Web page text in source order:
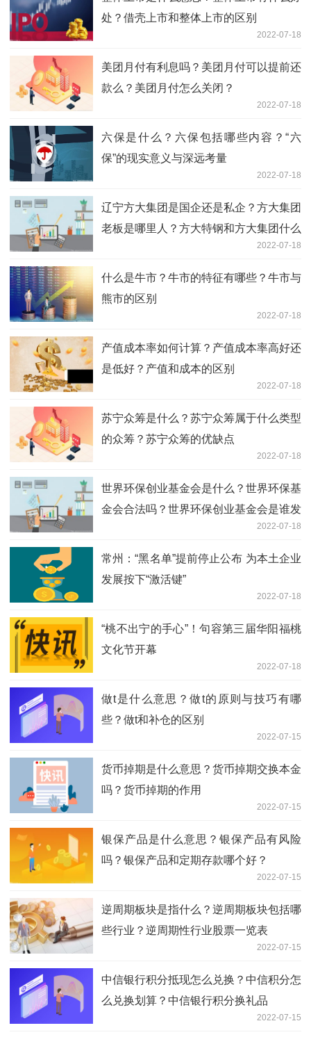
处？借壳上市和整体上市的区别
2022-07-18
美团月付有利息吗？美团月付可以提前还
款么？美团月付怎么关闭？
2022-07-18
六保是什么？六保包括哪些内容？“六
保”的现实意义与深远考量
2022-07-18
辽宁方大集团是国企还是私企？方大集团
老板是哪里人？方大特钢和方大集团什么
2022-07-18
什么是牛市？牛市的特征有哪些？牛市与
熊市的区别
2022-07-18
产值成本率如何计算？产值成本率高好还
是低好？产值和成本的区别
2022-07-18
苏宁众筹是什么？苏宁众筹属于什么类型
的众筹？苏宁众筹的优缺点
2022-07-18
世界环保创业基金会是什么？世界环保基
金会合法吗？世界环保创业基金会是谁发
2022-07-18
常州：“黑名单”提前停止公布 为本土企业
发展按下“激活键”
2022-07-18
“桃不出宁的手心”！句容第三届华阳福桃
文化节开幕
2022-07-18
做t是什么意思？做t的原则与技巧有哪
些？做t和补仓的区别
2022-07-15
货币掉期是什么意思？货币掉期交换本金
吗？货币掉期的作用
2022-07-15
银保产品是什么意思？银保产品有风险
吗？银保产品和定期存款哪个好？
2022-07-15
逆周期板块是指什么？逆周期板块包括哪
些行业？逆周期性行业股票一览表
2022-07-15
中信银行积分抵现怎么兑换？中信积分怎
么兑换划算？中信银行积分换礼品
2022-07-15